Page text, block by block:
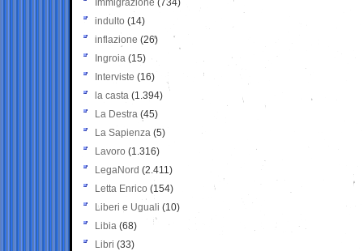
Immigrazione (734)
indulto (14)
inflazione (26)
Ingroia (15)
Interviste (16)
la casta (1.394)
La Destra (45)
La Sapienza (5)
Lavoro (1.316)
LegaNord (2.411)
Letta Enrico (154)
Liberi e Uguali (10)
Libia (68)
Libri (33)